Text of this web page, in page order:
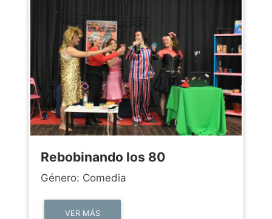
Rebobinando los 80
Género: Comedia
VER MÁS